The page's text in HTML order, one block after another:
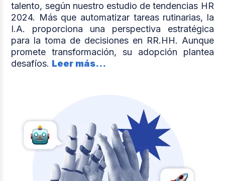
talento, según nuestro estudio de tendencias HR
2024. Más que automatizar tareas rutinarias, la
I.A. proporciona una perspectiva estratégica
para la toma de decisiones en RR.HH. Aunque
promete transformación, su adopción plantea
desafíos. Leer más...